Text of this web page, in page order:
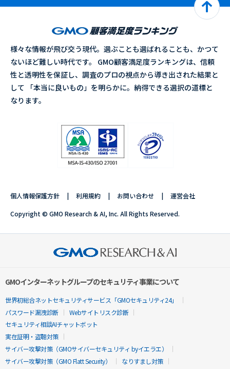
様々な情報が飛び交う現代。選ぶことも選ばれることも、かつて
ないほど難しい時代です。 GMO顧客満足度ランキングは、信頼
性と透明性を保証し、調査のプロの視点から導き出された結果と
して 「本当に良いもの」を明らかに。納得できる選択の道標と
なります。
個人情報保護方針 利用規約 お問い合わせ 運営会社
Copyright © GMO Research & AI, Inc. All Rights Reserved.
GMOインターネットグループのセキュリティ事業について
世界初総合ネットセキュリティサービス「GMOセキュリティ24」
パスワード漏洩診断
Webサイトリスク診断
セキュリティ相談AIチャットボット
実在証明・盗聴対策
サイバー攻撃対策（GMOサイバーセキュリティ byイエラエ）
サイバー攻撃対策（GMO Flatt Security）
なりすまし対策